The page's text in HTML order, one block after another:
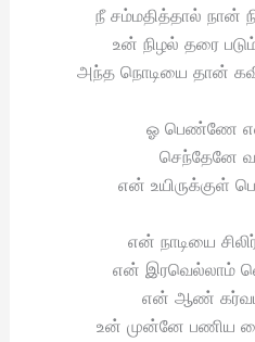
நீ சம்மதித்தால் நான்
உன் நிழல் தரை
அந்த நொடியை தான்
ஓ பெண்ணே
செந்தேனே
என் உயிருக்குள்
என் நாடியை
என் இரவெல்லாம்
என் ஆண் கர்வம்
உன் முன்னே பணிய